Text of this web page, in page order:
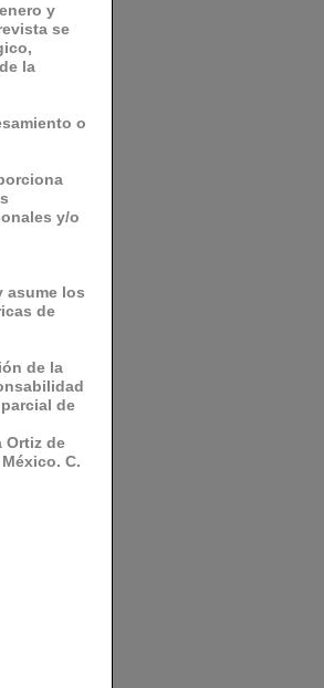
y
se
la
o
y/o
asume los
de
de la
de
Ortiz de
C.